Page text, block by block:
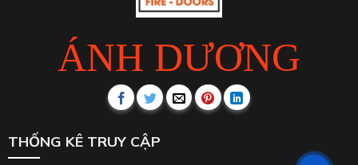
ÁNH DƯƠNG
THỐNG KÊ TRUY CẬP